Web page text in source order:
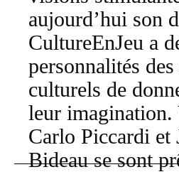
aujourd’hui son
CultureEnJeu a
personnalités
culturels de
leur imagination.
Carlo Piccardi et
Bideau se sont